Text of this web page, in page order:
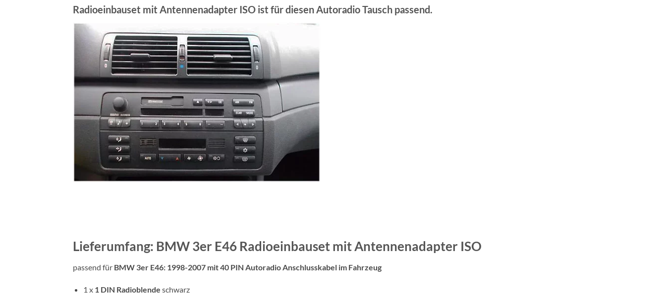
Radioeinbauset mit Antennenadapter ISO ist für diesen Autoradio Tausch passend.
Lieferumfang: BMW 3er E46 Radioeinbauset mit Antennenadapter ISO
passend für BMW 3er E46: 1998-2007 mit 40 PIN Autoradio Anschlusskabel im Fahrzeug
1 x 1 DIN Radioblende schwarz